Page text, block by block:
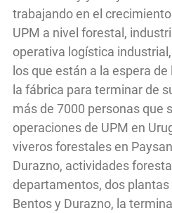
trabajando en el
UPM a nivel forestal,
operativa logística
los que están a la espera
la fábrica para terminar de
más de 7000 personas que
operaciones de UPM en
viveros forestales en
Durazno, actividades
departamentos, dos plantas
Bentos y Durazno, la